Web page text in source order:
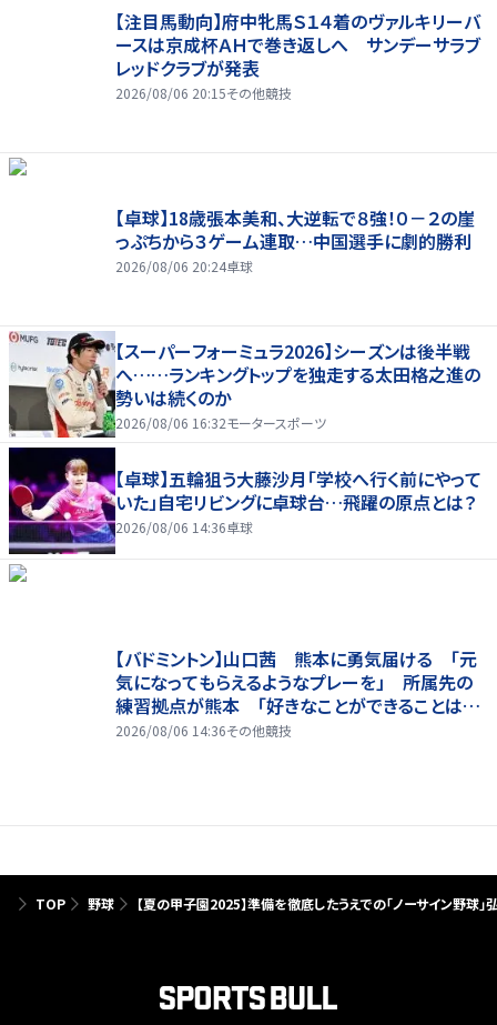
【注目馬動向】府中牝馬Ｓ１４着のヴァルキリーバ
ースは京成杯ＡＨで巻き返しへ サンデーサラブ
レッドクラブが発表
2026/08/06 20:15その他競技
【卓球】18歳張本美和、大逆転で８強！０－２の崖
っぷちから３ゲーム連取…中国選手に劇的勝利
2026/08/06 20:24卓球
【スーパーフォーミュラ2026】シーズンは後半戦
へ……ランキングトップを独走する太田格之進の
勢いは続くのか
2026/08/06 16:32モータースポーツ
【卓球】五輪狙う大藤沙月「学校へ行く前にやって
いた」自宅リビングに卓球台…飛躍の原点とは？
2026/08/06 14:36卓球
【バドミントン】山口茜 熊本に勇気届ける 「元
気になってもらえるようなプレーを」 所属先の
練習拠点が熊本 「好きなことができることは当
たり前じゃない」
2026/08/06 14:36その他競技
TOP 野球 【夏の甲子園2025】準備を徹底したうえでの「ノーサイン野球